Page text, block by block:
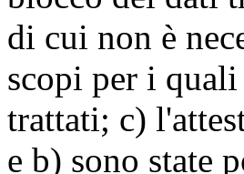
di cui non è
scopi per i
trattati; c)
e b) sono state